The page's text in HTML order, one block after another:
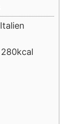
Italien
280kcal